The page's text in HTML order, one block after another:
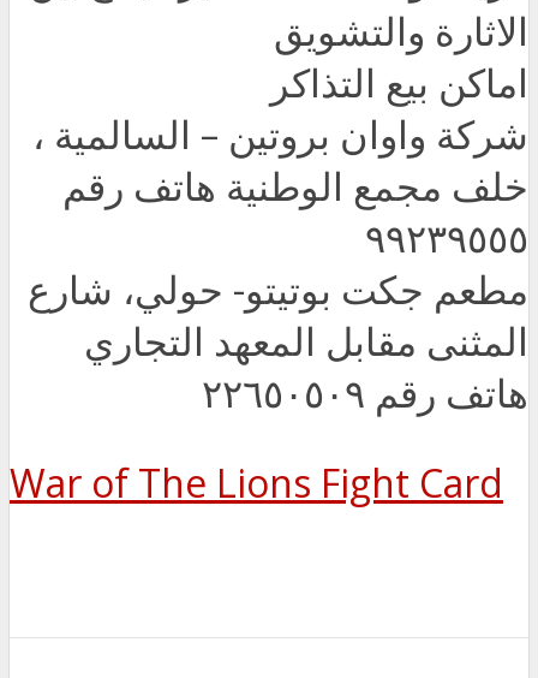
الاثارة والتشويق
اماكن بيع التذاكر
شركة واوان بروتين – السالمية ،
خلف مجمع الوطنية هاتف رقم
٩٩٢٣٩٥٥٥
مطعم جكت بوتيتو- حولي، شارع
المثنى مقابل المعهد التجاري
هاتف رقم ٢٢٦٥٠٥٠٩
War of The Lions Fight Card